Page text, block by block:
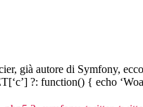
già autore di Symfony,
?: function() { echo